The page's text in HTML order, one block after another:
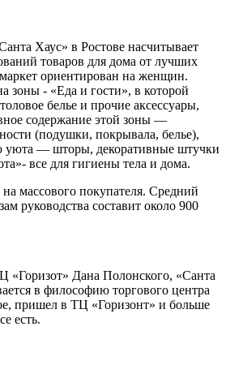
Хаус» в Ростове насчитывает
товаров для дома от лучших
ориентирован на женщин.
зоны - «Еда и гости», в которой
белье и прочие аксессуары,
содержание этой зоны —
(подушки, покрывала, белье),
уюта — шторы, декоративные штучки
все для гигиены тела и дома.
массового покупателя. Средний
руководства составит около 900
«Горизот» Дана Полонского, «Санта
в философию торгового центра
пришел в ТЦ «Горизонт» и больше
есть.